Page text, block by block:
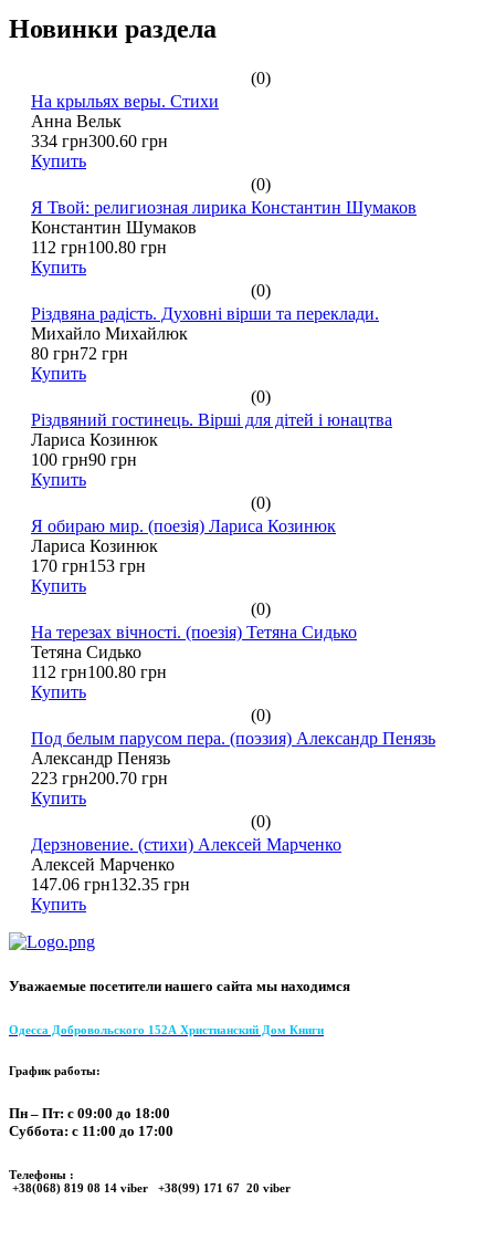
Новинки раздела
(0)
На крыльях веры. Стихи
Анна Вельк
334 грн300.60 грн
Купить
(0)
Я Твой: религиозная лирика Константин Шумаков
Константин Шумаков
112 грн100.80 грн
Купить
(0)
Різдвяна радість. Духовні вірши та переклади.
Михайло Михайлюк
80 грн72 грн
Купить
(0)
Різдвяний гостинець. Вірші для дітей і юнацтва
Лариса Козинюк
100 грн90 грн
Купить
(0)
Я обираю мир. (поезія) Лариса Козинюк
Лариса Козинюк
170 грн153 грн
Купить
(0)
На терезах вічності. (поезія) Тетяна Сидько
Тетяна Сидько
112 грн100.80 грн
Купить
(0)
Под белым парусом пера. (поэзия) Александр Пенязь
Александр Пенязь
223 грн200.70 грн
Купить
(0)
Дерзновение. (стихи) Алексей Марченко
Алексей Марченко
147.06 грн132.35 грн
Купить
Уважаемые посетители нашего сайта мы находимся
Одесса Добровольского 152А Христианский Дом Книги
График работы:
Пн – Пт: с 09:00 до 18:00
Суббота: с 11:00 до 17:00
Телефоны :
+38(068) 819 08 14 viber +38(99) 171 67 20 viber